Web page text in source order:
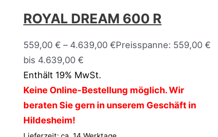
ROYAL DREAM 600 R
559,00 € – 4.639,00 €Preisspanne: 559,00 €
bis 4.639,00 €
Enthält 19% MwSt.
Keine Online-Bestellung möglich. Wir
beraten Sie gern in unserem Geschäft in
Hildesheim!